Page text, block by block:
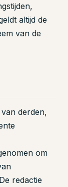
altijd de
van de
derden,
om
redactie